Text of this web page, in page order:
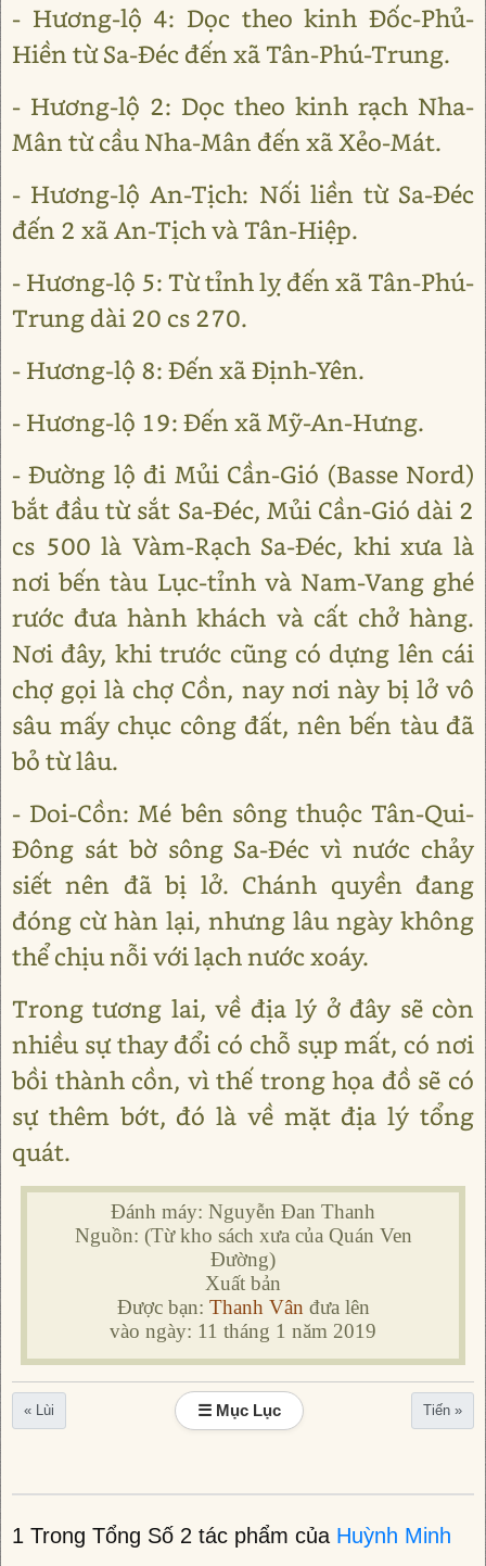
- Hương-lộ 4: Dọc theo kinh Đốc-Phủ-
Hiền từ Sa-Đéc đến xã Tân-Phú-Trung.
- Hương-lộ 2: Dọc theo kinh rạch Nha-
Mân từ cầu Nha-Mân đến xã Xẻo-Mát.
- Hương-lộ An-Tịch: Nối liền từ Sa-Đéc
đến 2 xã An-Tịch và Tân-Hiệp.
- Hương-lộ 5: Từ tỉnh lỵ đến xã Tân-Phú-
Trung dài 20 cs 270.
- Hương-lộ 8: Đến xã Định-Yên.
- Hương-lộ 19: Đến xã Mỹ-An-Hưng.
- Đường lộ đi Mủi Cần-Gió (Basse Nord)
bắt đầu từ sắt Sa-Đéc, Mủi Cần-Gió dài 2
cs 500 là Vàm-Rạch Sa-Đéc, khi xưa là
nơi bến tàu Lục-tỉnh và Nam-Vang ghé
rước đưa hành khách và cất chở hàng.
Nơi đây, khi trước cũng có dựng lên cái
chợ gọi là chợ Cồn, nay nơi này bị lở vô
sâu mấy chục công đất, nên bến tàu đã
bỏ từ lâu.
- Doi-Cồn: Mé bên sông thuộc Tân-Qui-
Đông sát bờ sông Sa-Đéc vì nước chảy
siết nên đã bị lở. Chánh quyền đang
đóng cừ hàn lại, nhưng lâu ngày không
thể chịu nỗi với lạch nước xoáy.
Trong tương lai, về địa lý ở đây sẽ còn
nhiều sự thay đổi có chỗ sụp mất, có nơi
bồi thành cồn, vì thế trong họa đồ sẽ có
sự thêm bớt, đó là về mặt địa lý tổng
quát.
Đánh máy: Nguyễn Đan Thanh
Nguồn: (Từ kho sách xưa của Quán Ven
Đường)
Xuất bản
Được bạn: Thanh Vân đưa lên
vào ngày: 11 tháng 1 năm 2019
« Lùi ☰ Mục Lục Tiến »
1 Trong Tổng Số 2 tác phẩm của Huỳnh Minh